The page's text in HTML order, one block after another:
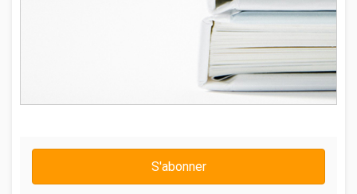
S'abonner